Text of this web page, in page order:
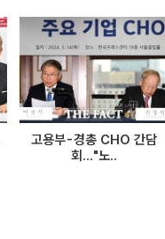
고용부-경총 CHO 간담
회..."노..